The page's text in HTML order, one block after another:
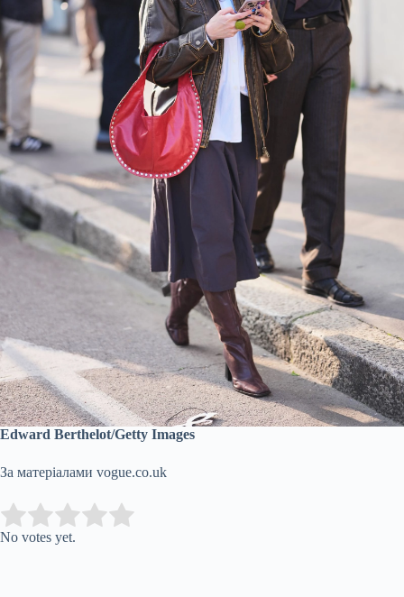
Edward Berthelot/Getty Images
За матеріалами vogue.co.uk
Rate this item:
No votes yet.